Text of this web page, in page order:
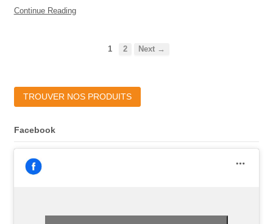
Continue Reading
1 2 Next →
TROUVER NOS PRODUITS
Facebook